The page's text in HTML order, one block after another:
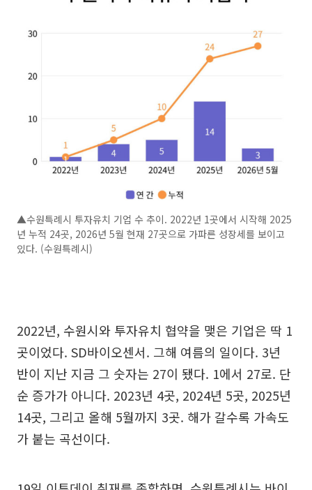
▲수원특례시 투자유치 기업 수 추이. 2022년 1곳에서 시작해 2025
년 누적 24곳, 2026년 5월 현재 27곳으로 가파른 성장세를 보이고
있다. (수원특례시)
2022년, 수원시와 투자유치 협약을 맺은 기업은 딱 1
곳이었다. SD바이오센서. 그해 여름의 일이다. 3년
반이 지난 지금 그 숫자는 27이 됐다. 1에서 27로. 단
순 증가가 아니다. 2023년 4곳, 2024년 5곳, 2025년
14곳, 그리고 올해 5월까지 3곳. 해가 갈수록 가속도
가 붙는 곡선이다.